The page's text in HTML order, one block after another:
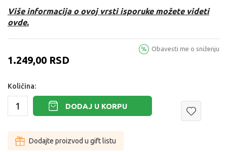
Više informacija o ovoj vrsti isporuke možete videti
ovde.
1.249,00 RSD
Obavesti me o sniženju
Količina:
DODAJ U KORPU
Dodajte proizvod u gift listu